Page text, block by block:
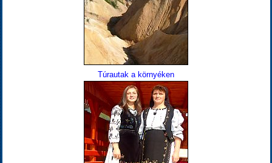
Túrautak a környéken